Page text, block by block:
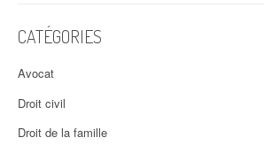
CATÉGORIES
Avocat
Droit civil
Droit de la famille